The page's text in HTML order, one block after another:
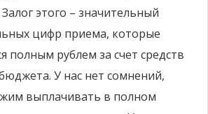
этого – значительный
цифр приема, которые
полным рублем за счет средств
У нас нет сомнений,
выплачивать в полном